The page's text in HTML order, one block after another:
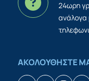
24ωρη
ανάλογα
ΑΚΟΛΟΥΘΗΣΤΕ